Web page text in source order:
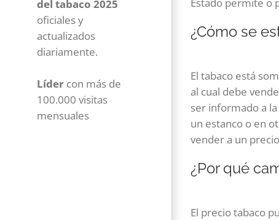
del tabaco 2025
oficiales y
actualizados
diariamente.
Líder con más de
100.000 visitas
mensuales
¿Cómo se
El tabaco está
al cual debe
ser informado a
un estanco o en
vender a un
¿Por qué
El precio tabaco